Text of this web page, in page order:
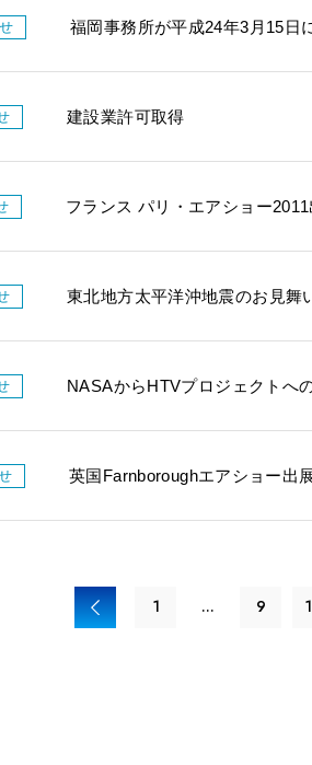
福岡事務所が平成24年3月15日
建設業許可取得
フランス パリ・エアショー
東北地方太平洋沖地震のお見舞
NASAからHTVプロジェクトへ
英国Farnboroughエアショー出
1 ... 9